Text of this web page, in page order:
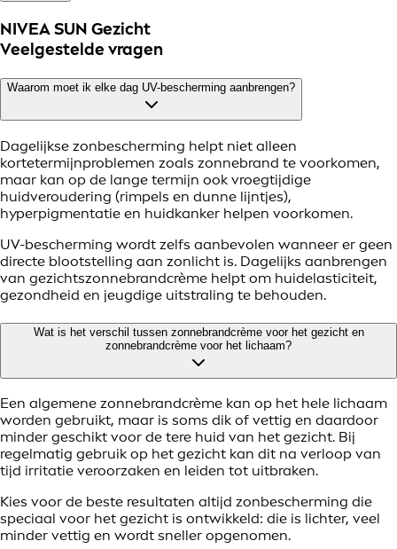
NIVEA SUN Gezicht
Veelgestelde vragen
Waarom moet ik elke dag UV-bescherming aanbrengen?
Dagelijkse zonbescherming helpt niet alleen
kortetermijnproblemen zoals zonnebrand te voorkomen,
maar kan op de lange termijn ook vroegtijdige
huidveroudering (rimpels en dunne lijntjes),
hyperpigmentatie en huidkanker helpen voorkomen.
UV-bescherming wordt zelfs aanbevolen wanneer er geen
directe blootstelling aan zonlicht is. Dagelijks aanbrengen
van gezichtszonnebrandcrème helpt om huidelasticiteit,
gezondheid en jeugdige uitstraling te behouden.
Wat is het verschil tussen zonnebrandcrème voor het gezicht en
zonnebrandcrème voor het lichaam?
Een algemene zonnebrandcrème kan op het hele lichaam
worden gebruikt, maar is soms dik of vettig en daardoor
minder geschikt voor de tere huid van het gezicht. Bij
regelmatig gebruik op het gezicht kan dit na verloop van
tijd irritatie veroorzaken en leiden tot uitbraken.
Kies voor de beste resultaten altijd zonbescherming die
speciaal voor het gezicht is ontwikkeld: die is lichter, veel
minder vettig en wordt sneller opgenomen.